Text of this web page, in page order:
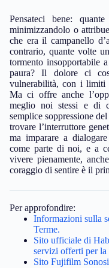
Pensateci bene:
minimizzandolo o
che era il campanello
contrario, quante volte
tormento insopportabile
paura? Il dolore ci
vulnerabilità, con i limiti
Ma ci offre anche
meglio noi stessi e di
semplice soppressione
trovare l’interruttore
ma imparare a
come parte di noi, e a
vivere pienamente,
coraggio di sentire è il
Per approfondire:
Informazioni sulla
Terme.
Sito ufficiale di
servizi offerti per la
Sito Fujifilm